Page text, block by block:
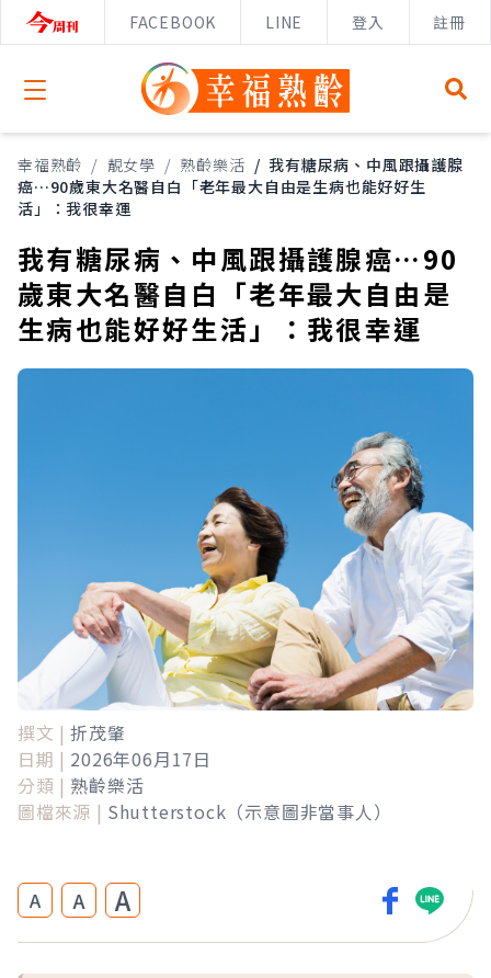
FACEBOOK LINE 登入 註冊
Open menu
幸福熟齡 / 靚女學 / 熟齡樂活 / 我有糖尿病、中風跟攝護腺
癌…90歲東大名醫自白「老年最大自由是生病也能好好生
活」：我很幸運
我有糖尿病、中風跟攝護腺癌…90
歲東大名醫自白「老年最大自由是
生病也能好好生活」：我很幸運
撰文 | 折茂肇
日期 | 2026年06月17日
分類 | 熟齡樂活
圖檔來源 | Shutterstock（示意圖非當事人）
A A A